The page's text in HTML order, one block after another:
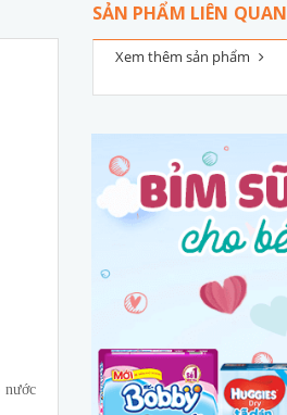
nước
SẢN PHẨM LIÊN QUAN
Xem thêm sản phẩm